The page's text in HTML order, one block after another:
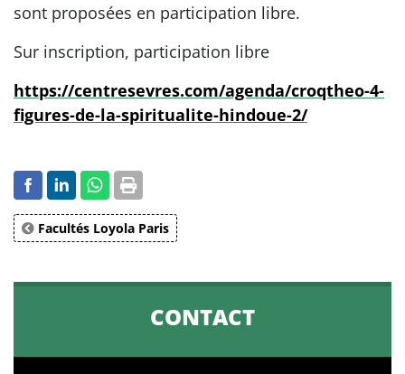
sont proposées en participation libre.
Sur inscription, participation libre
https://centresevres.com/agenda/croqtheo-4-
figures-de-la-spiritualite-hindoue-2/
Facultés Loyola Paris
CONTACT